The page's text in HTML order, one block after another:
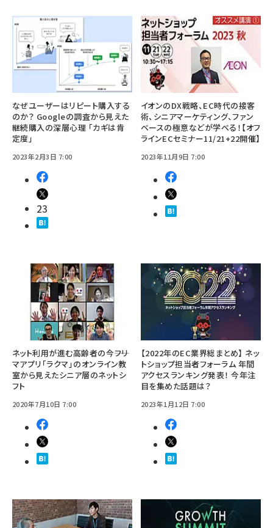
なぜユーザーはリピート購入する
のか？ Googleの調査から見えた
継続購入の深層心理 「カギは肯
定度」
2023年2月3日 7:00
23
イオンのDX戦略、EC時代の接客
術、シニアマーケティング、ファン
ベースの極意などが学べる！【オフ
ラインECセミナー11/21+22開催】
2023年11月9日 7:00
ネット利用が進む高齢者の今――フリ
マアプリ「ラクマ」のオンライン教
室から見えたシニア層のネットシ
フト
2020年7月10日 7:00
【2022年のEC業界総まとめ】 ネッ
トショップ担当者フォーラム 年間
アクセスランキング発表！ 今年注
目を集めた話題は？
2023年1月12日 7:00